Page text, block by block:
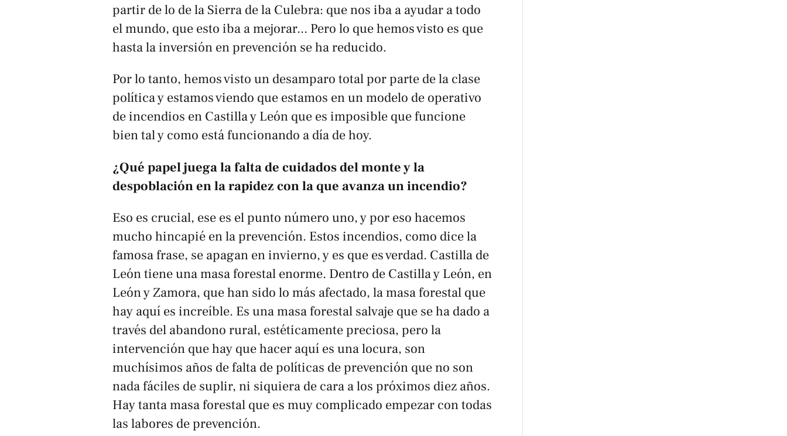
partir de lo de la Sierra de la Culebra: que nos iba a ayudar a todo
el mundo, que esto iba a mejorar... Pero lo que hemos visto es que
hasta la inversión en prevención se ha reducido.
Por lo tanto, hemos visto un desamparo total por parte de la clase
política y estamos viendo que estamos en un modelo de operativo
de incendios en Castilla y León que es imposible que funcione
bien tal y como está funcionando a día de hoy.
¿Qué papel juega la falta de cuidados del monte y la
despoblación en la rapidez con la que avanza un incendio?
Eso es crucial, ese es el punto número uno, y por eso hacemos
mucho hincapié en la prevención. Estos incendios, como dice la
famosa frase, se apagan en invierno, y es que es verdad. Castilla de
León tiene una masa forestal enorme. Dentro de Castilla y León, en
León y Zamora, que han sido lo más afectado, la masa forestal que
hay aquí es increíble. Es una masa forestal salvaje que se ha dado a
través del abandono rural, estéticamente preciosa, pero la
intervención que hay que hacer aquí es una locura, son
muchísimos años de falta de políticas de prevención que no son
nada fáciles de suplir, ni siquiera de cara a los próximos diez años.
Hay tanta masa forestal que es muy complicado empezar con todas
las labores de prevención.